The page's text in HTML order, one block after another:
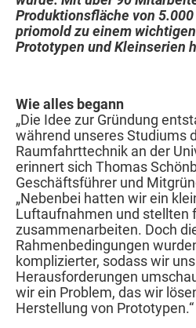
Produktionsfläche von
priomold zu einem
Prototypen und Kleinserien
Wie alles begann
„Die Idee zur Gründung
während unseres Studiums
Raumfahrttechnik an der
erinnert sich Thomas
Geschäftsführer und
„Nebenbei hatten wir ein
Luftaufnahmen und stellten
zusammenarbeiten. Doch
Rahmenbedingungen
komplizierter, sodass wir
Herausforderungen
wir ein Problem, das wir
Herstellung von Prototypen.“